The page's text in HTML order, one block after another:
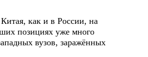
как и в России, на
позициях уже много
вузов, заражённых